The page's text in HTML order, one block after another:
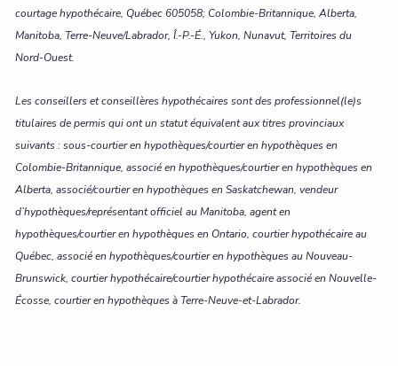
courtage hypothécaire, Québec 605058; Colombie-Britannique, Alberta,
Manitoba, Terre-Neuve/Labrador, Î.-P.-É., Yukon, Nunavut, Territoires du
Nord-Ouest.
Les conseillers et conseillères hypothécaires sont des professionnel(le)s
titulaires de permis qui ont un statut équivalent aux titres provinciaux
suivants : sous-courtier en hypothèques/courtier en hypothèques en
Colombie-Britannique, associé en hypothèques/courtier en hypothèques en
Alberta, associé/courtier en hypothèques en Saskatchewan, vendeur
d’hypothèques/représentant officiel au Manitoba, agent en
hypothèques/courtier en hypothèques en Ontario, courtier hypothécaire au
Québec, associé en hypothèques/courtier en hypothèques au Nouveau-
Brunswick, courtier hypothécaire/courtier hypothécaire associé en Nouvelle-
Écosse, courtier en hypothèques à Terre-Neuve-et-Labrador.